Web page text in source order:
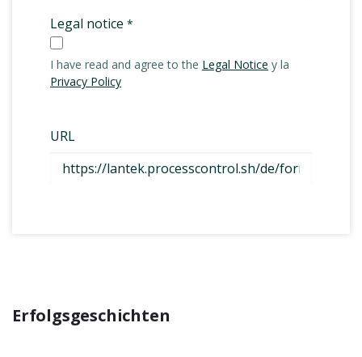
Erfolgsgeschichten